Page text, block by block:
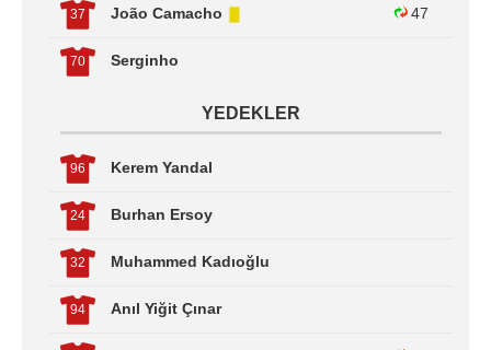
37 João Camacho 47
70 Serginho
YEDEKLER
96 Kerem Yandal
24 Burhan Ersoy
32 Muhammed Kadıoğlu
94 Anıl Yiğit Çınar